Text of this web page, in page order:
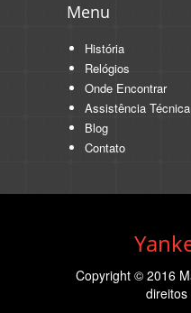
Menu
História
Relógios
Onde Encontrar
Assistência Técnica
Blog
Contato
Copyright © 2016
direitos